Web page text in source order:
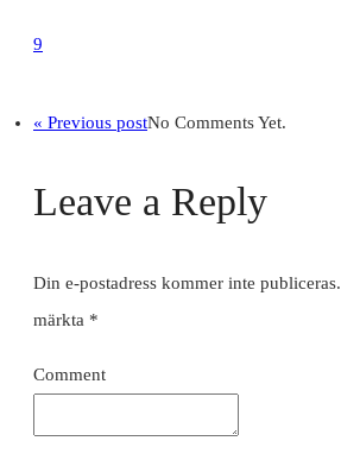
9
« Previous postNo Comments Yet.
Leave a Reply
Din e-postadress kommer inte publiceras.
märkta *
Comment